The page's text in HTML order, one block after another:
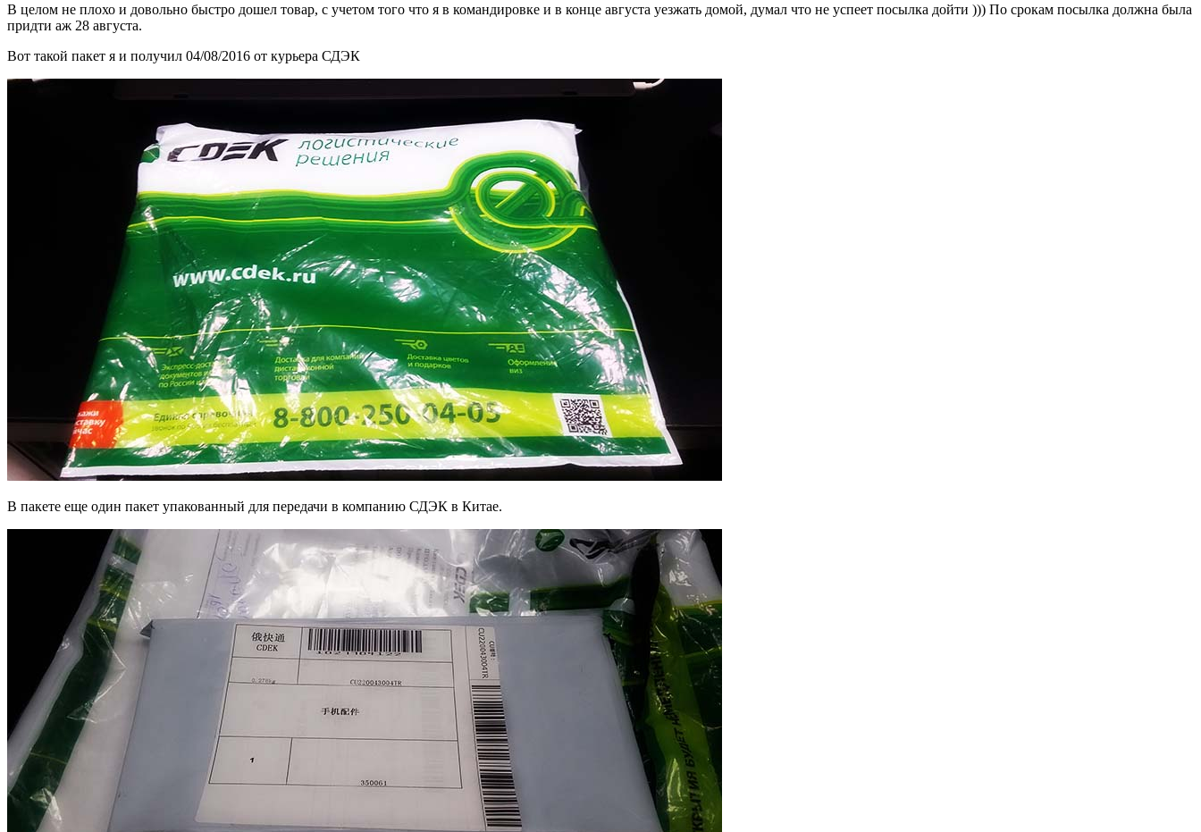
В целом не плохо и довольно быстро дошел товар, с учетом того что я в командировке и в конце августа уезжать домой, думал что не успеет посылка дойти ))) По срокам посылка должна была
придти аж 28 августа.
Вот такой пакет я и получил 04/08/2016 от курьера СДЭК
В пакете еще один пакет упакованный для передачи в компанию СДЭК в Китае.